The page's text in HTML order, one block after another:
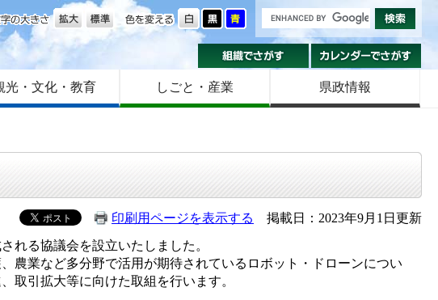
色を変える
文字の大きさ
組織でさがす
光・文化・教育 しごと・産業 県政情報
印刷用ページを表示する
掲載日：2023年9月1日更新
れる協議会を設立いたしました。
農業など多分野で活用が期待されているロボット・ドローンについ
取引拡大等に向けた取組を行います。